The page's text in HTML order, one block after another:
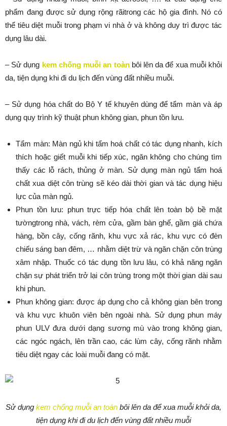
phẩm đang được sử dụng rộng rãitrong các hộ gia đình. Nó có
thể tiêu diệt muỗi trong phạm vi nhà ở và không duy trì được tác
dụng lâu dài.
– Sử dụng kem chống muỗi an toànbôi lên da để xua muỗi khỏi
da, tiện dụng khi đi du lịch đến vùng đất nhiều muỗi.
– Sử dụng hóa chất do Bộ Y tế khuyên dùng để tẩm màn và áp
dụng quy trình kỹ thuật phun không gian, phun tồn lưu.
Tẩm màn: Màn ngủ khi tẩm hoá chất có tác dụng nhanh, kích
thích hoặc giết muỗi khi tiếp xúc, ngăn không cho chúng tìm
thấy các lỗ rách, thủng ở màn. Sử dụng màn ngủ tẩm hoá
chất xua diệt côn trùng sẽ kéo dài thời gian và tác dụng hiệu
lực của màn ngủ.
Phun tồn lưu: phun trực tiếp hóa chất lên toàn bộ bề mặt
tườngtrong nhà, vách, rèm cửa, gầm bàn ghế, gầm giá chứa
hàng, bồn cây, cống rãnh, khu vực xả rác, khu vực có đèn
chiếu sáng ban đêm, … nhằm diệt trừ và ngăn chặn côn trùng
xâm nhập. Thuốc có tác dụng tồn lưu lâu, có khả năng ngăn
chặn sự phát triển trở lại côn trùng trong một thời gian dài sau
khi phun.
Phun không gian: được áp dụng cho cả không gian bên trong
và khu vực khuôn viên bên ngoài nhà. Sử dụng phun máy
phun ULV đưa dưới dạng sương mù vào trong không gian,
các ngóc ngách, lên trần cao, các lùm cây, cống rãnh nhằm
tiêu diệt ngay các loài muỗi đang có mặt.
Sử dụng kem chống muỗi an toàn bôi lên da để xua muỗi khỏi da,
tiện dụng khi đi du lịch đến vùng đất nhiều muỗi